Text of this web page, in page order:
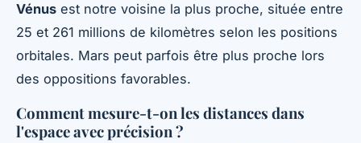
Vénus est notre voisine la plus proche, située entre
25 et 261 millions de kilomètres selon les positions
orbitales. Mars peut parfois être plus proche lors
des oppositions favorables.
Comment mesure-t-on les distances dans
l'espace avec précision ?